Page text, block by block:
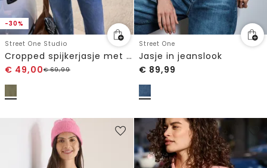
-30%
Street One Studio
Cropped spijkerjasje met knopen
€ 49,00€69,99
Street One
Jasje in jeanslook
€ 89,99